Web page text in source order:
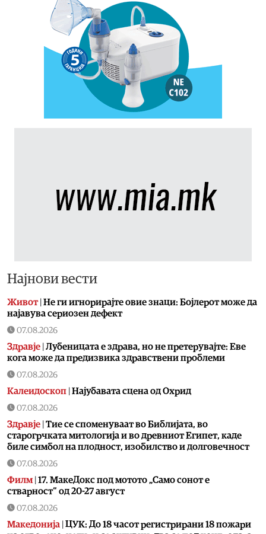
Најнови вести
Живот| Не ги игнорирајте овие знаци: Бојлерот може да
најавува сериозен дефект
07.08.2026
Здравје Лубеницата е здрава, но не претерувајте: Еве
кога може да предизвика здравствени проблеми
07.08.2026
Калеидоскоп Најубавата сцена од Охрид
07.08.2026
Здравје Тие се споменуваат во Библијата, во
старогрчката митологија и во древниот Египет, каде
биле симбол на плодност, изобилство и долговечност
07.08.2026
Филм 17. МакеДокс под мотото „Само сонот е
стварност“ од 20-27 август
07.08.2026
Македонија ЦУК: До 18 часот регистрирани 18 пожари